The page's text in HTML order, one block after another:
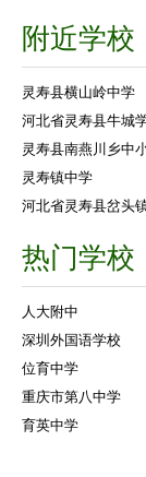
附近学校
灵寿县横山岭中学
河北省灵寿县牛城
灵寿县南燕川乡中
灵寿镇中学
河北省灵寿县岔头
热门学校
人大附中
深圳外国语学校
位育中学
重庆市第八中学
育英中学